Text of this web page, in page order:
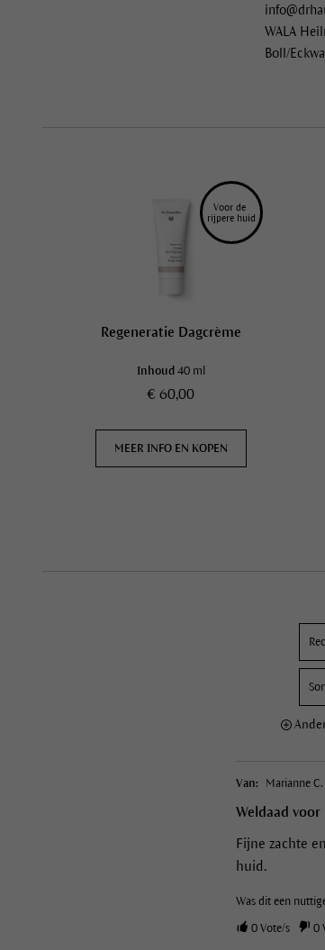
WALA
Boll/
Voor de
rijpere huid
Regeneratie Dagcrème
Inhoud40 ml
€ 60,00
MEER INFO EN KOPEN
Van: Marianne C.
Weldaad
Fijne zachte
huid.
Was dit een
0Vote/s 0